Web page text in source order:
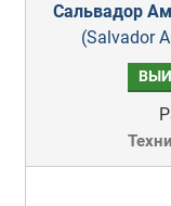
Сальвадор
(Salvador